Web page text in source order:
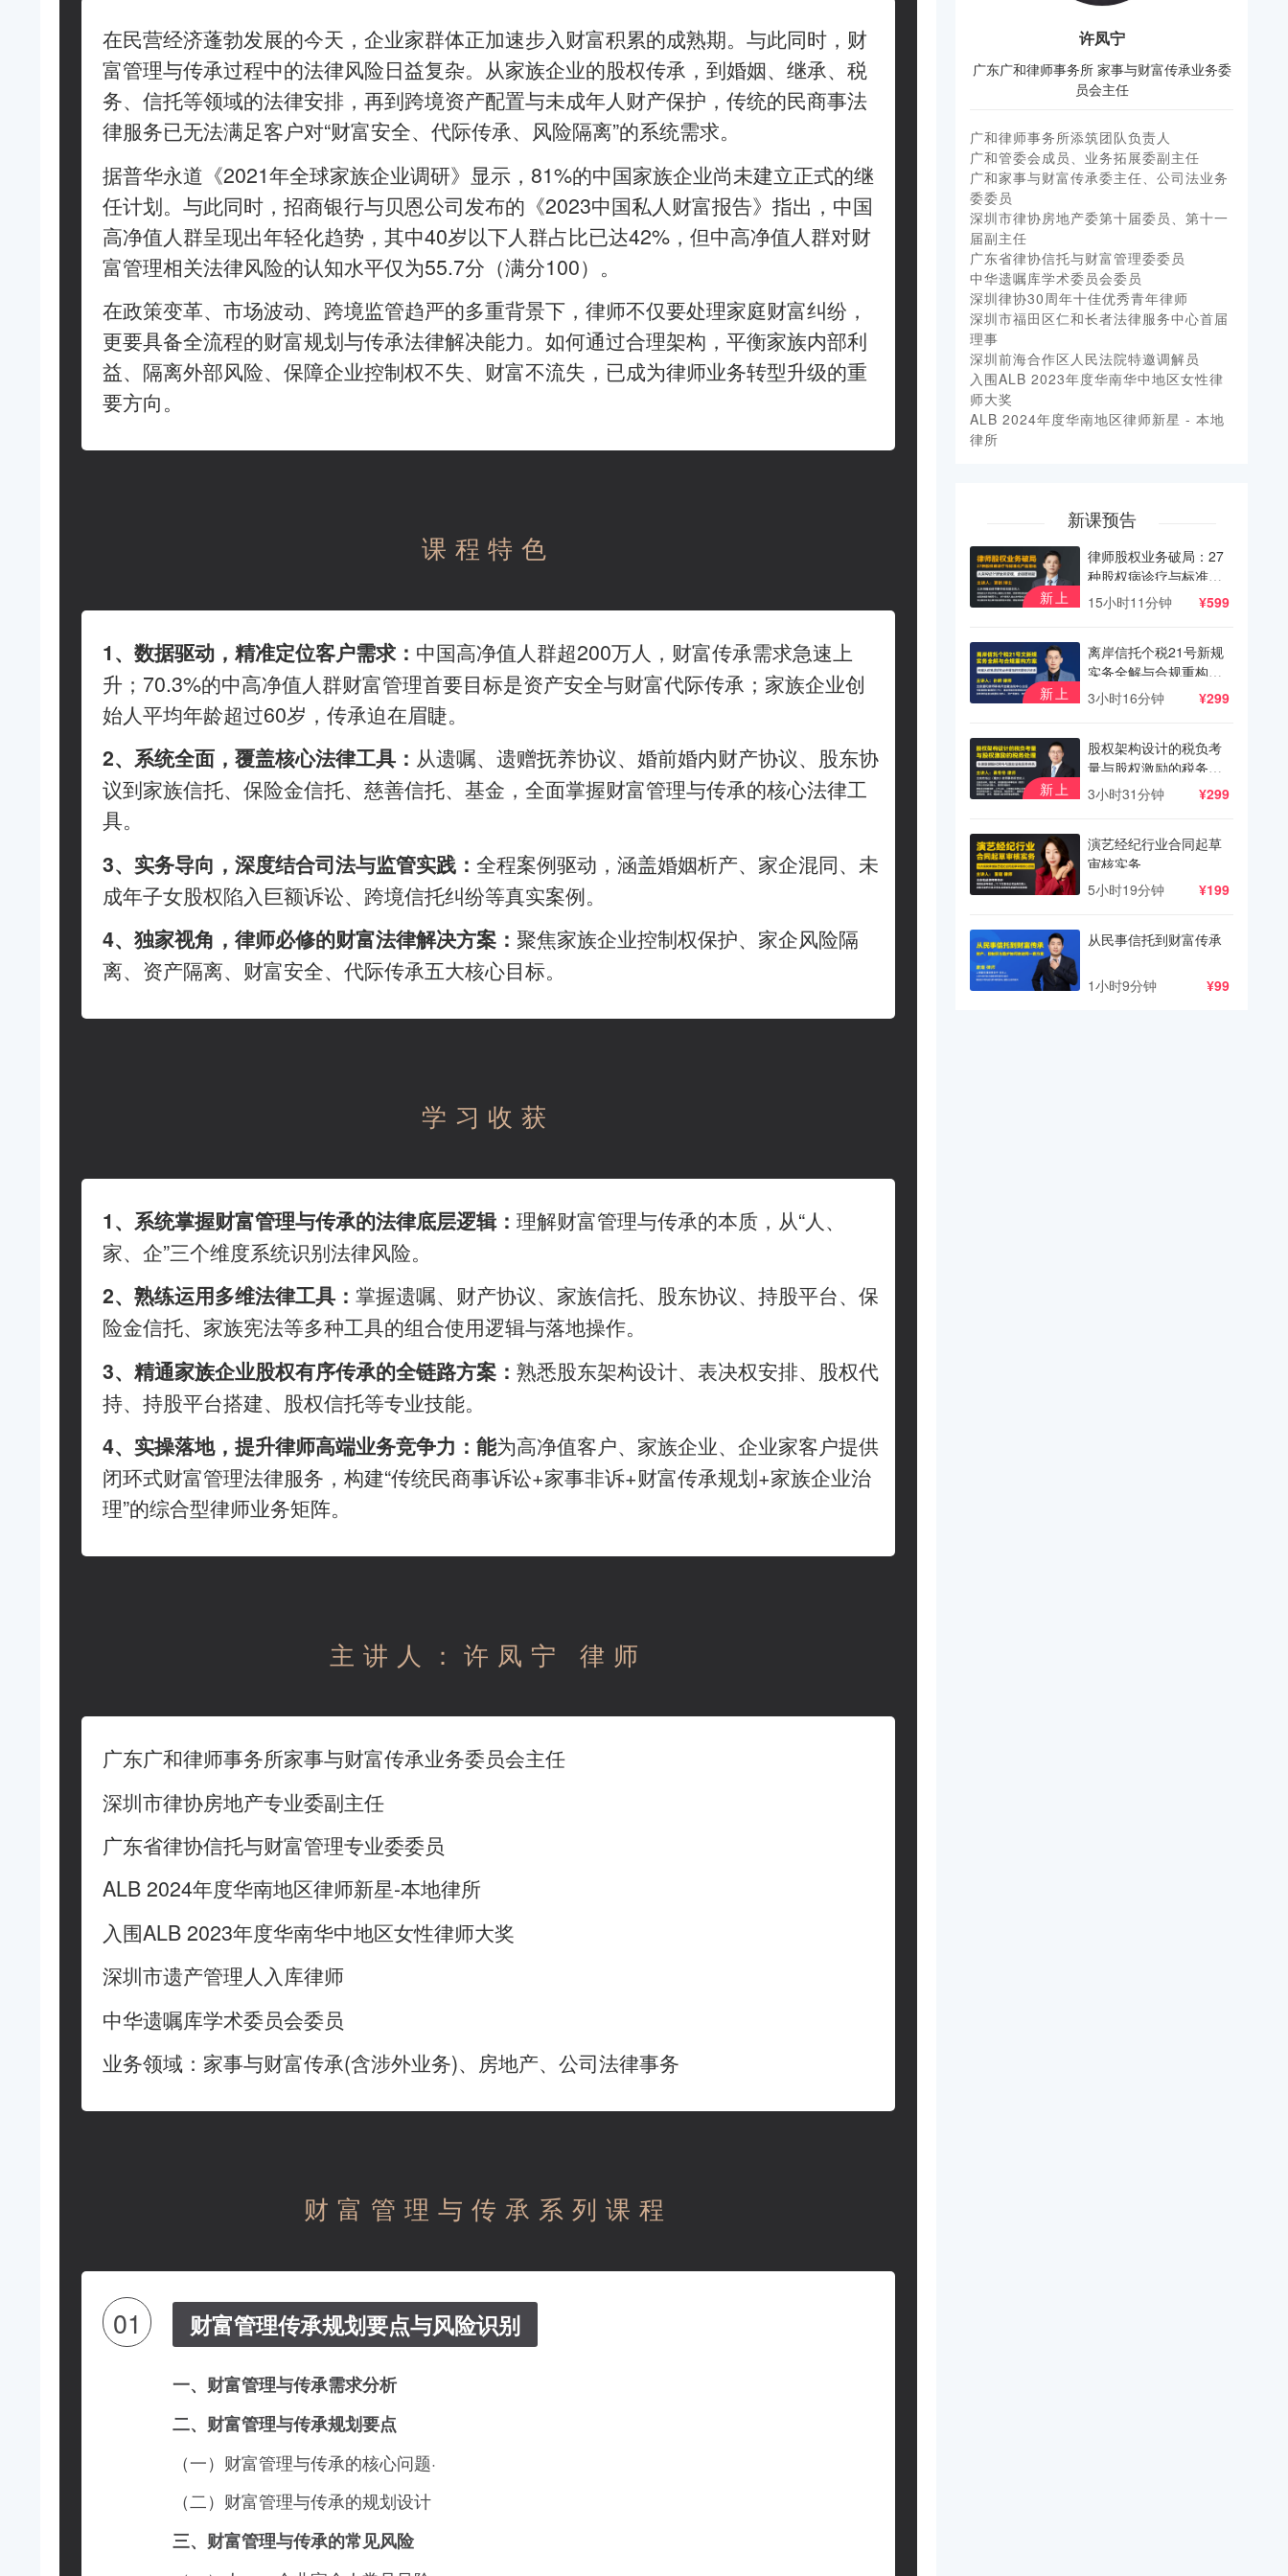
在民营经济蓬勃发展的今天，企业家群体正加速步入财富积累的成熟期。与此同时，财
富管理与传承过程中的法律风险日益复杂。从家族企业的股权传承，到婚姻、继承、税
务、信托等领域的法律安排，再到跨境资产配置与未成年人财产保护，传统的民商事法
律服务已无法满足客户对“财富安全、代际传承、风险隔离”的系统需求。
据普华永道《2021年全球家族企业调研》显示，81%的中国家族企业尚未建立正式的继
任计划。与此同时，招商银行与贝恩公司发布的《2023中国私人财富报告》指出，中国
高净值人群呈现出年轻化趋势，其中40岁以下人群占比已达42%，但中高净值人群对财
富管理相关法律风险的认知水平仅为55.7分（满分100）。
在政策变革、市场波动、跨境监管趋严的多重背景下，律师不仅要处理家庭财富纠纷，
更要具备全流程的财富规划与传承法律解决能力。如何通过合理架构，平衡家族内部利
益、隔离外部风险、保障企业控制权不失、财富不流失，已成为律师业务转型升级的重
要方向。
课程特色
1、数据驱动，精准定位客户需求： 中国高净值人群超200万人，财富传承需求急速上
升；70.3%的中高净值人群财富管理首要目标是资产安全与财富代际传承；家族企业创
始人平均年龄超过60岁，传承迫在眉睫。
2、系统全面，覆盖核心法律工具： 从遗嘱、遗赠抚养协议、婚前婚内财产协议、股东协
议到家族信托、保险金信托、慈善信托、基金，全面掌握财富管理与传承的核心法律工
具。
3、实务导向，深度结合司法与监管实践： 全程案例驱动，涵盖婚姻析产、家企混同、未
成年子女股权陷入巨额诉讼、跨境信托纠纷等真实案例。
4、独家视角，律师必修的财富法律解决方案： 聚焦家族企业控制权保护、家企风险隔
离、资产隔离、财富安全、代际传承五大核心目标。
学习收获
1、系统掌握财富管理与传承的法律底层逻辑： 理解财富管理与传承的本质，从“人、
家、企”三个维度系统识别法律风险。
2、熟练运用多维法律工具： 掌握遗嘱、财产协议、家族信托、股东协议、持股平台、保
险金信托、家族宪法等多种工具的组合使用逻辑与落地操作。
3、精通家族企业股权有序传承的全链路方案： 熟悉股东架构设计、表决权安排、股权代
持、持股平台搭建、股权信托等专业技能。
4、实操落地，提升律师高端业务竞争力：能为高净值客户、家族企业、企业家客户提供
闭环式财富管理法律服务，构建“传统民商事诉讼+家事非诉+财富传承规划+家族企业治
理”的综合型律师业务矩阵。
主讲人：许凤宁 律师
广东广和律师事务所家事与财富传承业务委员会主任
深圳市律协房地产专业委副主任
广东省律协信托与财富管理专业委委员
ALB 2024年度华南地区律师新星-本地律所
入围ALB 2023年度华南华中地区女性律师大奖
深圳市遗产管理人入库律师
中华遗嘱库学术委员会委员
业务领域：家事与财富传承(含涉外业务)、房地产、公司法律事务
财富管理与传承系列课程
01 财富管理传承规划要点与风险识别
一、财富管理与传承需求分析
二、财富管理与传承规划要点
（一）财富管理与传承的核心问题·
（二）财富管理与传承的规划设计
三、财富管理与传承的常见风险
许凤宁
广东广和律师事务所 家事与财富传承业务委
员会主任
广和律师事务所添筑团队负责人
广和管委会成员、业务拓展委副主任
广和家事与财富传承委主任、公司法业务
委委员
深圳市律协房地产委第十届委员、第十一
届副主任
广东省律协信托与财富管理委委员
中华遗嘱库学术委员会委员
深圳律协30周年十佳优秀青年律师
深圳市福田区仁和长者法律服务中心首届
理事
深圳前海合作区人民法院特邀调解员
入围ALB 2023年度华南华中地区女性律
师大奖
ALB 2024年度华南地区律师新星 - 本地
律所
新课预告
新上
律师股权业务破局：27
种股权病诊疗与标准化
产品落地
15小时11分钟 ¥599
新上
离岸信托个税21号新规
实务全解与合规重构方
案
3小时16分钟 ¥299
新上
股权架构设计的税负考
量与股权激励的税务处
理
3小时31分钟 ¥299
演艺经纪行业合同起草
审核实务
5小时19分钟
¥199
从民事信托到财富传承
1小时9分钟 ¥99